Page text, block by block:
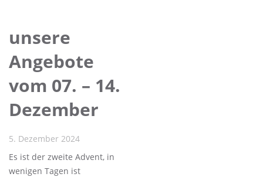
unsere
Angebote
vom 07. – 14.
Dezember
5. Dezember 2024
Es ist der zweite Advent, in
wenigen Tagen ist